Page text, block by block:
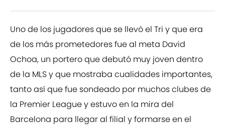
Uno de los jugadores que se llevó el Tri y que era
de los más prometedores fue al meta David
Ochoa, un portero que debutó muy joven dentro
de la MLS y que mostraba cualidades importantes,
tanto así que fue sondeado por muchos clubes de
la Premier League y estuvo en la mira del
Barcelona para llegar al filial y formarse en el